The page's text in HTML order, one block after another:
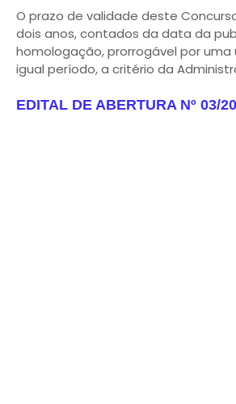
O prazo de validade deste
dois anos, contados da data da
homologação, prorrogável por uma
igual período, a critério da
EDITAL DE ABERTURA Nº 03/